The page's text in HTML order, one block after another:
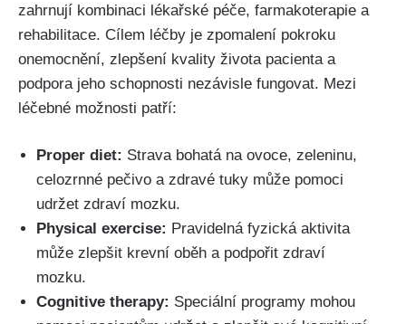
zahrnují kombinaci lékařské péče, farmakoterapie a
rehabilitace. Cílem léčby je zpomalení pokroku
onemocnění, zlepšení kvality života pacienta a
podpora jeho schopnosti nezávisle fungovat. Mezi
léčebné možnosti patří:
Proper diet: Strava bohatá na ovoce, zeleninu,
celozrnné pečivo a zdravé tuky může pomoci
udržet zdraví mozku.
Physical exercise: Pravidelná fyzická aktivita
může zlepšit krevní oběh a podpořit zdraví
mozku.
Cognitive therapy: Speciální programy mohou